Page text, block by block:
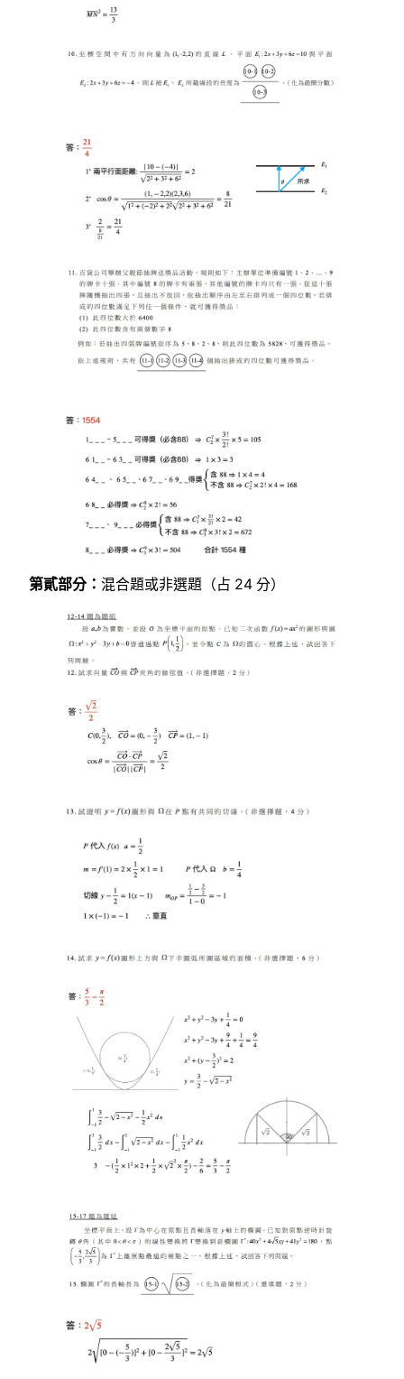
第貳部分： 混合題或非選題（占 24 分）